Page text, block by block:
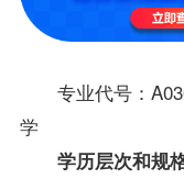
专业代号：
学
学历层次和规